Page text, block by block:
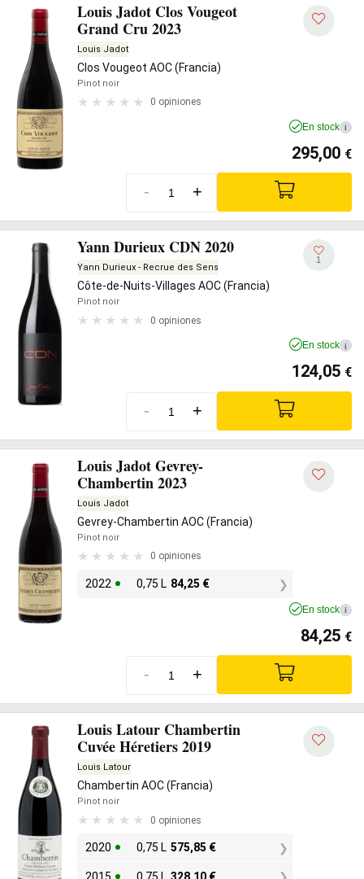
Louis Jadot Clos Vougeot
Grand Cru 2023
Louis Jadot
Clos Vougeot AOC (Francia)
Pinot noir
0 opiniones
En stock i
295,00 €
- +
Yann Durieux CDN 2020
Yann Durieux - Recrue des Sens
Côte-de-Nuits-Villages AOC (Francia)
Pinot noir
0 opiniones
1
En stock i
124,05 €
- +
Louis Jadot Gevrey-
Chambertin 2023
Louis Jadot
Gevrey-Chambertin AOC (Francia)
Pinot noir
0 opiniones
2022 0,75 L 84,25 €
En stock i
84,25 €
- +
Louis Latour Chambertin
Cuvée Héretiers 2019
Louis Latour
Chambertin AOC (Francia)
Pinot noir
0 opiniones
2020 0,75 L 575,85 €
2015 0,75 L 328,10 €